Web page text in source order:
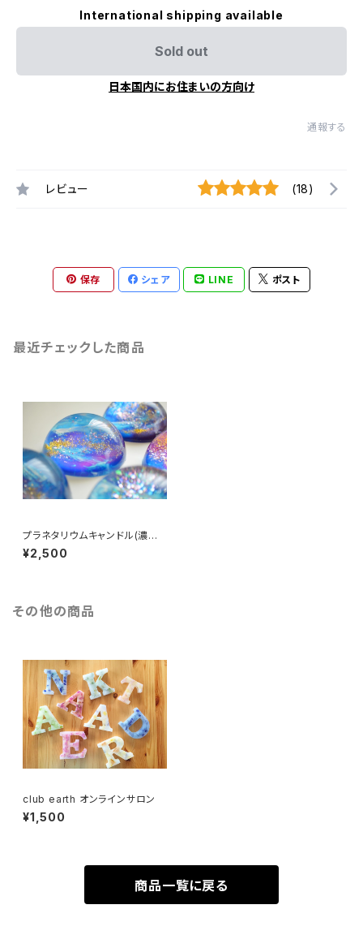
International shipping available
Sold out
日本国内にお住まいの方向け
通報する
レビュー (18)
保存 シェア LINE ポスト
最近チェックした商品
プラネタリウムキャンドル(濃い
ブルー×パープル)
¥2,500
その他の商品
club earth オンラインサロン
¥1,500
商品一覧に戻る